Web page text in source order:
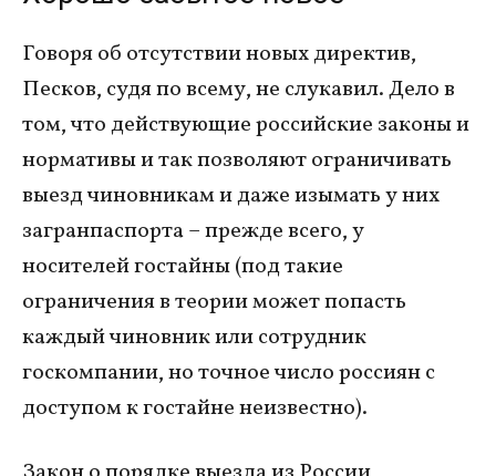
Говоря об отсутствии новых директив,
Песков, судя по всему, не слукавил. Дело в
том, что действующие российские законы и
нормативы и так позволяют ограничивать
выезд чиновникам и даже изымать у них
загранпаспорта – прежде всего, у
носителей гостайны (под такие
ограничения в теории может попасть
каждый чиновник или сотрудник
госкомпании, но точное число россиян с
доступом к гостайне неизвестно).